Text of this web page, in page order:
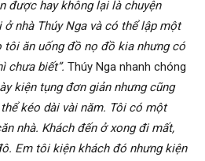
được hay không lại là chuyện
nhà Thúy Nga và có thể lập một
tôi ăn uống đồ nọ đồ kia nhưng có
chưa biết”. Thúy Nga nhanh chóng
kiện tụng đơn giản nhưng cũng
kéo dài vài năm. Tôi có một
nhà. Khách đến ở xong đi mất,
Em tôi kiện khách đó nhưng kiện